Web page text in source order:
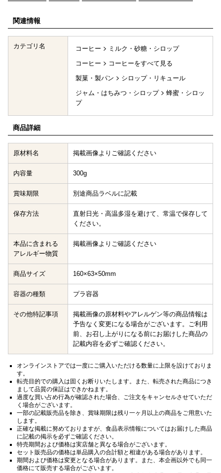
関連情報
カテゴリ名 コーヒー
ミルク・砂糖・シロップ
コーヒー
コーヒーをすべて見る
製菓・製パン
シロップ・リキュール
ジャム・はちみつ・シロップ
蜂蜜・シロッ
プ
商品詳細
原材料名 掲載画像よりご確認ください
内容量 300g
賞味期限 別途商品ラベルに記載
保存方法
直射日光・高温多湿を避けて、常温で保存して
ください。
本品に含まれる
アレルギー物質
掲載画像よりご確認ください
商品サイズ 160×63×50mm
容器の種類 プラ容器
その他特記事項
掲載画像の原材料やアレルゲン等の商品情報は
予告なく変更になる場合がございます。ご利用
前、お召し上がりになる前にお届けした商品の
記載内容を必ずご確認ください。
オンラインストアでは一度にご購入いただける数量に上限を設けておりま
す。
転売目的での購入は固くお断りいたします。また、転売された商品につき
まして品質の保証はできかねます。
過度な買い占め行為が確認された場合、ご注文をキャンセルさせていただ
く場合がございます。
一部の記載販売品を除き、賞味期限は残り一ヶ月以上の商品をご用意いた
します。
正確な掲載に努めておりますが、食品表示情報についてはお届けした商品
に記載の掲示を必ずご確認ください。
特売期間および価格は実店舗と異なる場合がございます。
セット販売品の価格は単品購入の合計額と相違がある場合があります。
期間および価格は変更となる場合があります。また、本企画以外でも同一
価格にて販売する場合がございます。